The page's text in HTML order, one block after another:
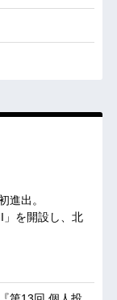
進出。
」を開設し、北